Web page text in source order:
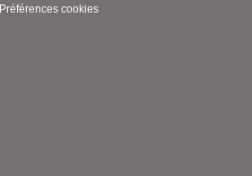
Préférences cookies